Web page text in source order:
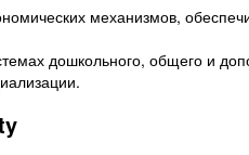
механизмов,
дошкольного, общего и